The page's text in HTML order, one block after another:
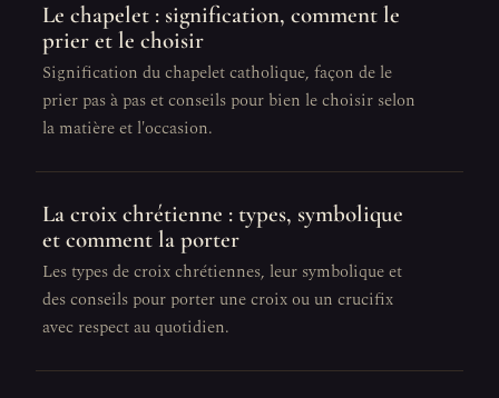
Le chapelet : signification, comment le
prier et le choisir
Signification du chapelet catholique, façon de le
prier pas à pas et conseils pour bien le choisir selon
la matière et l'occasion.
La croix chrétienne : types, symbolique
et comment la porter
Les types de croix chrétiennes, leur symbolique et
des conseils pour porter une croix ou un crucifix
avec respect au quotidien.